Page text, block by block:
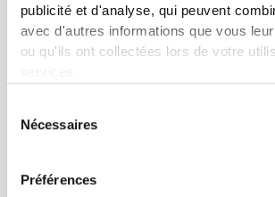
publicité et d'analyse, qui peuvent
avec d'autres informations que vous
ou qu'ils ont collectées lors de votre
Nécessaires
Préférences
La boucle pour le pouce te permet
facilement et de maintenir le